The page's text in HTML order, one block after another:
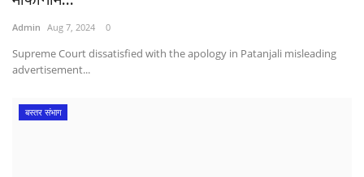
Admin Aug 7, 2024 0
Supreme Court dissatisfied with the apology in Patanjali misleading
advertisement...
बस्तर संभाग